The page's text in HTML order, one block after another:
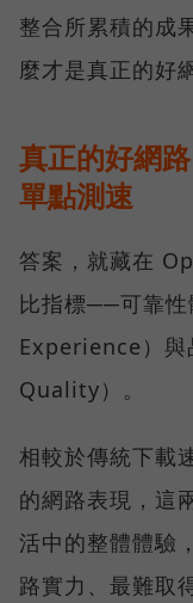
整合所累積的成
麼才是真正的好
真正的好網
單點測速
答案，就藏在
比指標──可靠
Experience）
Quality）。
相較於傳統下載
的網路表現，這
活中的整體體驗
路實力、最難取